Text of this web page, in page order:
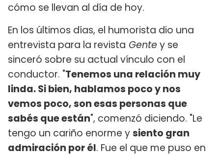
cómo se llevan al día de hoy.
En los últimos días, el humorista dio una
entrevista para la revista Gentey se
sinceró sobre su actual vínculo con el
conductor. "Tenemos una relación muy
linda. Si bien, hablamos poco y nos
vemos poco, son esas personas que
sabés que están", comenzó diciendo. "Le
tengo un cariño enorme ysiento gran
admiración por él. Fue el que me puso en